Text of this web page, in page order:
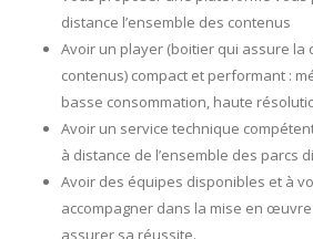
distance l’ensemble des contenus
Avoir un player (boitier qui assure la
contenus) compact et performant :
basse consommation, haute
Avoir un service technique
à distance de l’ensemble des parcs
Avoir des équipes disponibles et à
accompagner dans la mise en
assurer sa réussite.